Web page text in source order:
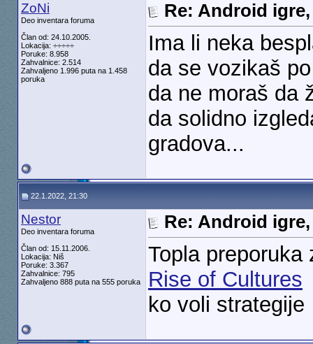
ZoNi
Deo inventara foruma
Član od: 24.10.2005.
Lokacija: ÷÷÷÷÷
Poruke: 8.958
Zahvalnice: 2.514
Zahvaljeno 1.996 puta na 1.458
poruka
Re: Android
Ima li neka
da se vozikaš
da ne moraš da
da solidno
gradova...
22.1.2022, 21:30
Nestor
Deo inventara foruma
Član od: 15.11.2006.
Lokacija: Niš
Poruke: 3.367
Zahvalnice: 795
Zahvaljeno 888 puta na 555 poruka
Re: Android
Topla preporuka
Rise of Cultures
ko voli strategije